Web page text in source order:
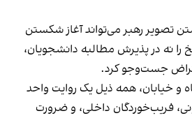
تصویر رهبر می‌تواند آغاز شکستن
را نه در پذیرش مطالبه دانشجویان،
جست‌وجو کرد.
و خیابان، همه ذیل یک روایت واحد
فریب‌خوردگان داخلی، و ضرورت